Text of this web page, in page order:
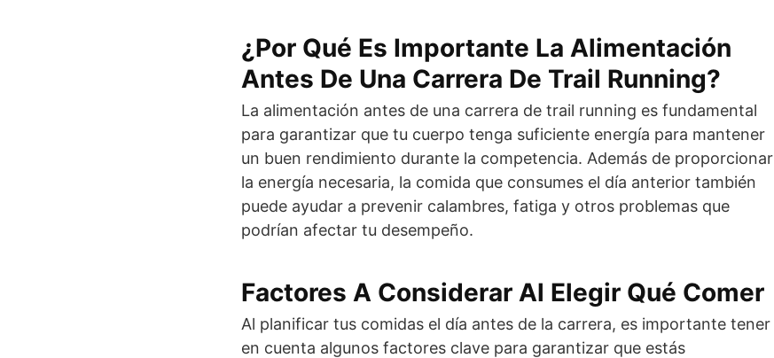
¿Por Qué Es Importante La Alimentación
Antes De Una Carrera De Trail Running?
La alimentación antes de una carrera de trail running es fundamental
para garantizar que tu cuerpo tenga suficiente energía para mantener
un buen rendimiento durante la competencia. Además de proporcionar
la energía necesaria, la comida que consumes el día anterior también
puede ayudar a prevenir calambres, fatiga y otros problemas que
podrían afectar tu desempeño.
Factores A Considerar Al Elegir Qué Comer
Al planificar tus comidas el día antes de la carrera, es importante tener
en cuenta algunos factores clave para garantizar que estás